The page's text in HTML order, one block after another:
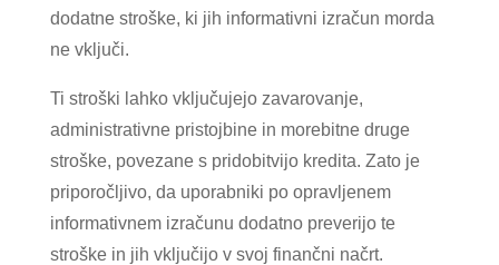
dodatne stroške, ki jih informativni izračun morda
ne vključi.
Ti stroški lahko vključujejo zavarovanje,
administrativne pristojbine in morebitne druge
stroške, povezane s pridobitvijo kredita. Zato je
priporočljivo, da uporabniki po opravljenem
informativnem izračunu dodatno preverijo te
stroške in jih vključijo v svoj finančni načrt.